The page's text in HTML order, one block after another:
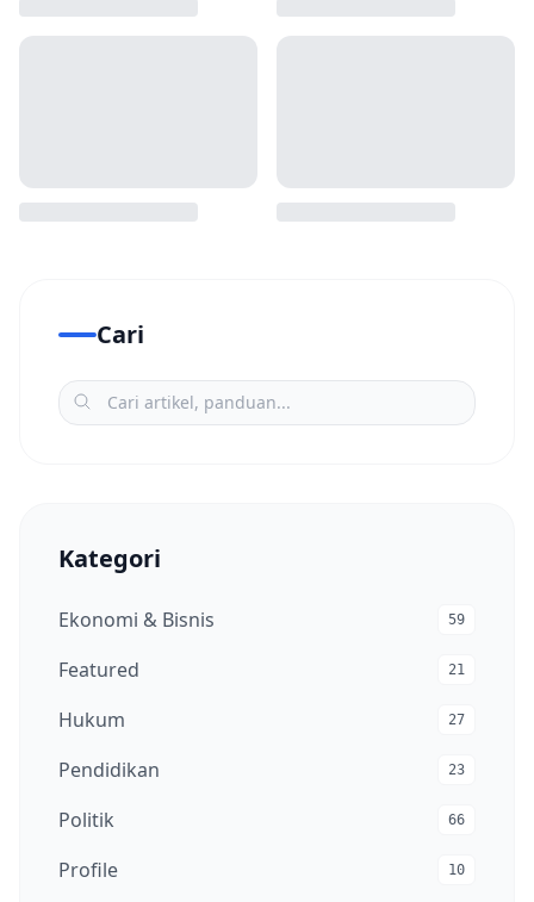
Cari
Kategori
Ekonomi & Bisnis 59
Featured 21
Hukum 27
Pendidikan 23
Politik 66
Profile 10